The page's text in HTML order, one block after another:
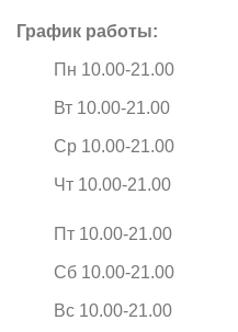
График работы:
Пн 10.00-21.00
Вт 10.00-21.00
Ср 10.00-21.00
Чт 10.00-21.00
Пт 10.00-21.00
Сб 10.00-21.00
Вс 10.00-21.00